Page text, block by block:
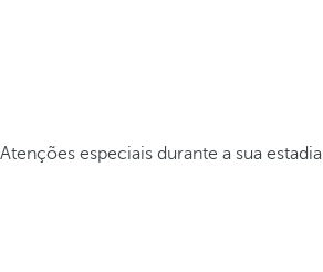
Atenções especiais durante a sua estadia